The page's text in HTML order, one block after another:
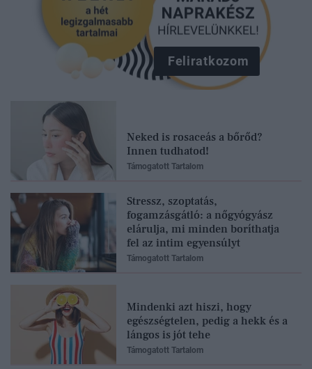
Feliratkozom
Neked is rosaceás a bőrőd?
Innen tudhatod!
Támogatott Tartalom
Stressz, szoptatás,
fogamzásgátló: a nőgyógyász
elárulja, mi minden boríthatja
fel az intim egyensúlyt
Támogatott Tartalom
Mindenki azt hiszi, hogy
egészségtelen, pedig a hekk és a
lángos is jót tehe
Támogatott Tartalom